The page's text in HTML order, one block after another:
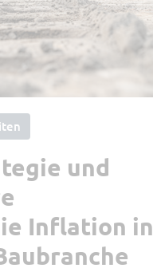
und
Inflation in